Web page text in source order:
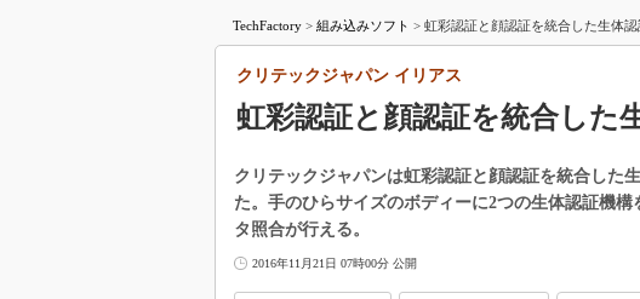
TechFactory > 組み込みソフト > 虹彩認証と顔認証を統合した生体
虹彩認証と顔認証を統合した
クリテックジャパン イリアス
クリテックジャパンは虹彩認証と顔認証を統合した
た。手のひらサイズのボディーに2つの生体認証機
タ照合が行える。
2016年11月21日 07時00分 公開